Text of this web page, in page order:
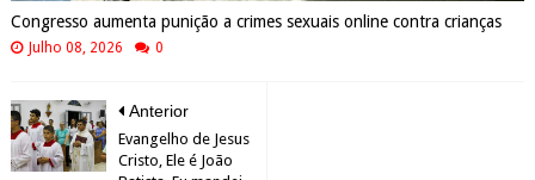
Congresso aumenta punição a crimes sexuais online contra crianças
Julho 08, 2026 0
Anterior
Evangelho de Jesus
Cristo, Ele é João